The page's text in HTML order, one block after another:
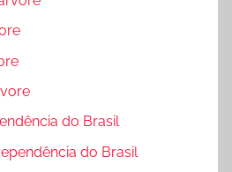
do Brasil
do Brasil